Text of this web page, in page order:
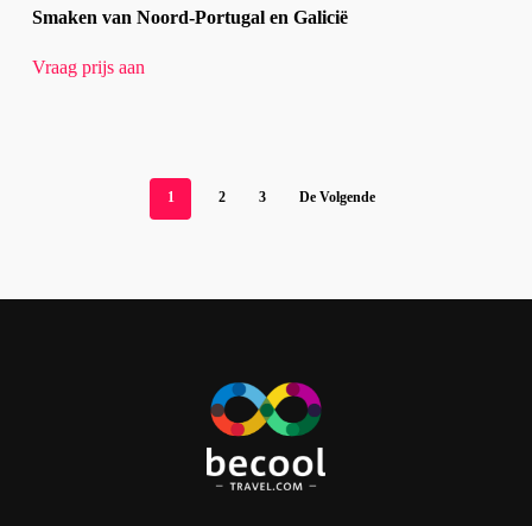
Smaken van Noord-Portugal en Galicië
Vraag prijs aan
1 2 3 De Volgende